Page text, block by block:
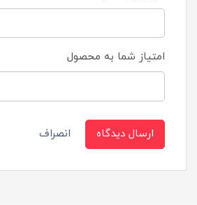
امتیاز شما به محصول
ارسال دیدگاه انصراف